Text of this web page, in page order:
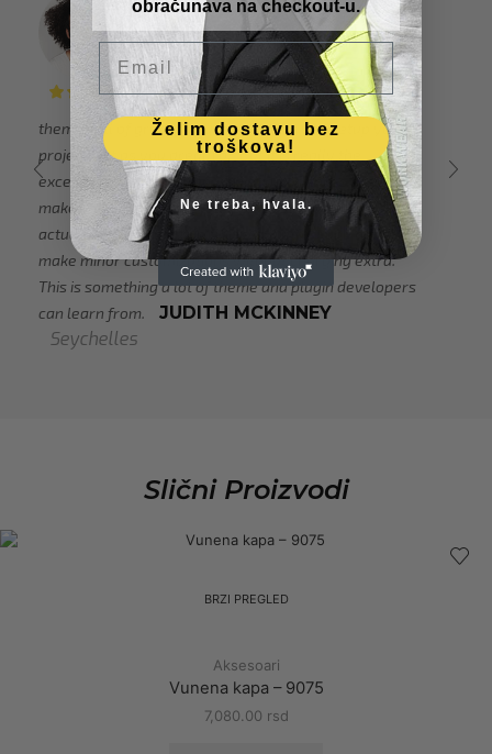
XStore is a highly customizable
theme, full of great features that lets you setup your
project just as you dream of. But it is really the
excellent customer support and helpfulness that
makes me want to give it a 5-star review, they are
actually willing to put in a bit extra effort and help you
make minor customizations without charging extra.
This is something a lot of theme and plugin developers
can learn from.
JUDITH MCKINNEY
Seychelles
Slični Proizvodi
BRZI PREGLED
Aksesoari
Vunena kapa – 9075
7,080.00 rsd
obračunava na checkout-u.
Email
Želim dostavu bez
troškova!
Ne treba, hvala.